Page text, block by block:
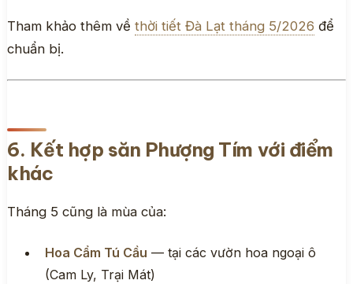
Tham khảo thêm về thời tiết Đà Lạt tháng 5/2026 để
chuẩn bị.
6. Kết hợp săn Phượng Tím với điểm
khác
Tháng 5 cũng là mùa của:
Hoa Cẩm Tú Cầu — tại các vườn hoa ngoại ô
(Cam Ly, Trại Mát)